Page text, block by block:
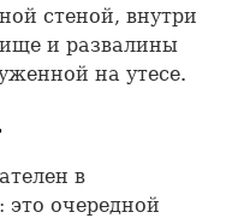
стеной, внутри
и развалины
на утесе.
в
это очередной